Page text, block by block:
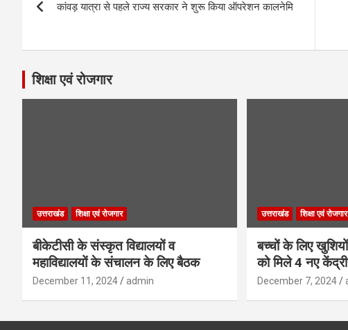
navigation
कांवड़ यात्रा से पहले राज्य सरकार ने शुरू किया ऑपरेशन कालनेमि
शिक्षा एवं रोजगार
उत्तराखंड शिक्षा एवं रोजगार
बीकेटीसी के संस्कृत विद्यालयों व
महाविद्यालयों के संचालन के लिए बैठक
December 11, 2024 admin
उत्तराखंड शिक्षा एवं रोजगार
बच्चों के लिए
को मिले 4 नए
December 7, 2024